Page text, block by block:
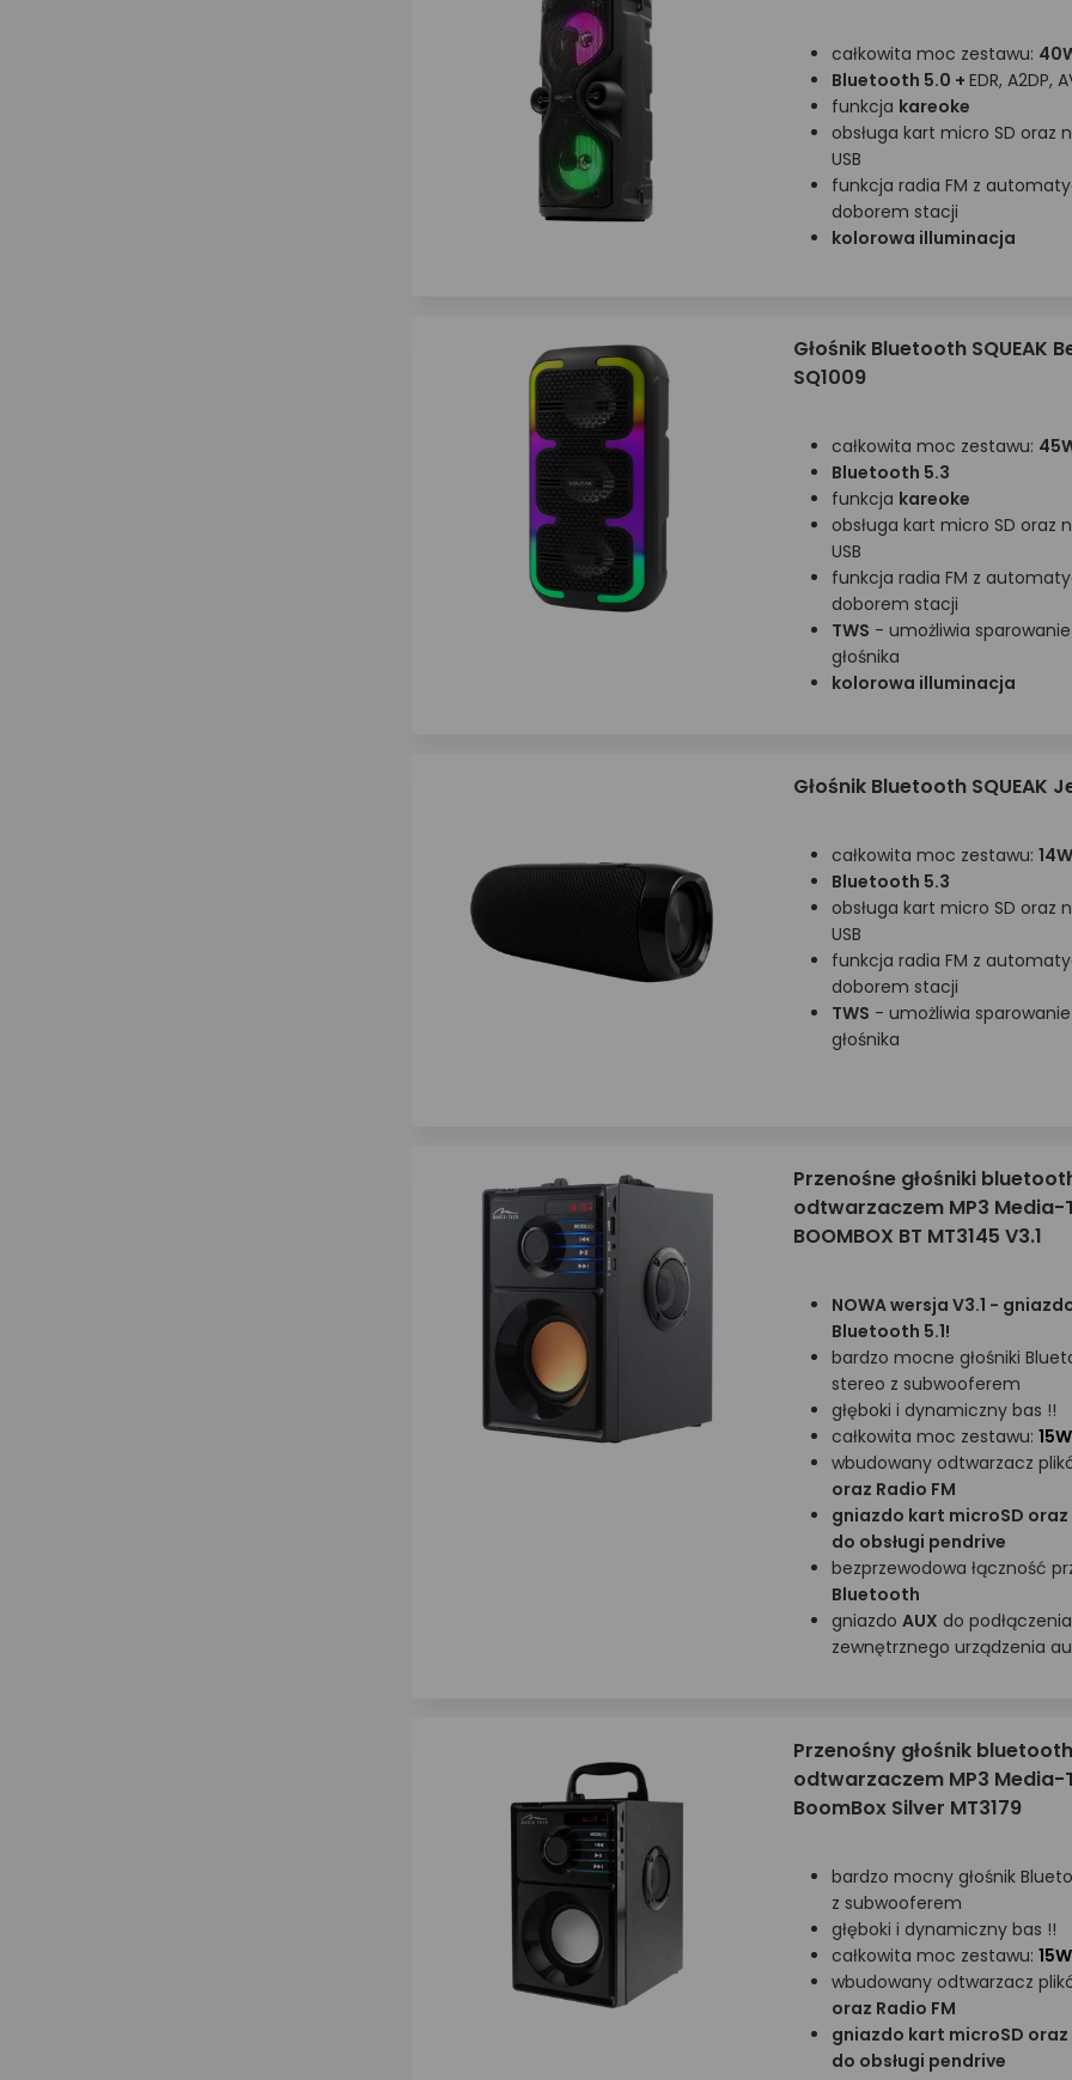
całkowita moc zestawu:
Bluetooth 5.0 + EDR, A2DP,
funkcja kareoke
obsługa kart micro SD oraz
USB
funkcja radia FM z
doborem stacji
kolorowa illuminacja
Głośnik Bluetooth SQUEAK
SQ1009
całkowita moc zestawu:
Bluetooth 5.3
funkcja kareoke
obsługa kart micro SD oraz
USB
funkcja radia FM z
doborem stacji
TWS - umożliwia sparowanie
głośnika
kolorowa illuminacja
Głośnik Bluetooth SQUEAK
całkowita moc zestawu:
Bluetooth 5.3
obsługa kart micro SD oraz
USB
funkcja radia FM z
doborem stacji
TWS - umożliwia sparowanie
głośnika
Przenośne głośniki
odtwarzaczem MP3 Media-
BOOMBOX BT MT3145 V3.1
NOWA wersja V3.1 - gniazdo
Bluetooth 5.1!
bardzo mocne głośniki
stereo z subwooferem
głęboki i dynamiczny bas !!
całkowita moc zestawu: 15W
wbudowany odtwarzacz
oraz Radio FM
gniazdo kart microSD oraz
do obsługi pendrive
bezprzewodowa łączność
Bluetooth
gniazdo AUX do podłączenia
zewnętrznego urządzenia
Przenośny głośnik bluetooth
odtwarzaczem MP3 Media-
BoomBox Silver MT3179
bardzo mocny głośnik
z subwooferem
głęboki i dynamiczny bas !!
całkowita moc zestawu: 15W
wbudowany odtwarzacz
oraz Radio FM
gniazdo kart microSD oraz
do obsługi pendrive